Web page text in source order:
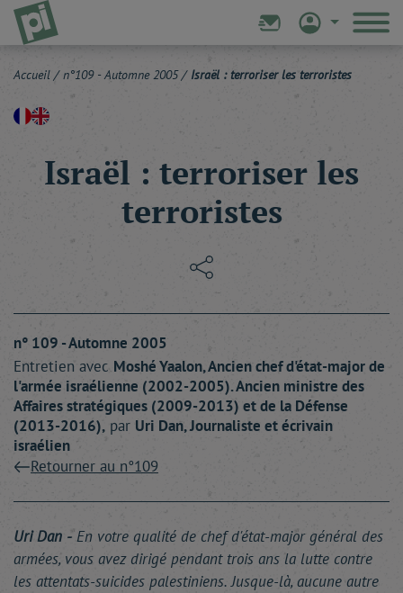
Accueil / n°109 - Automne 2005/ Israël : terroriser les terroristes
Israël : terroriser les
terroristes
n° 109 - Automne 2005
Entretien avec MoshéYaalon, Ancien chef d'état-major de
l'armée israélienne (2002-2005). Ancien ministre des
Affaires stratégiques (2009-2013) et de la Défense
(2013-2016), par Uri Dan, Journaliste et écrivain
israélien
Retourner au n°109
Uri Dan - En votre qualité de chef d'état-major général des
armées, vous avez dirigé pendant trois ans la lutte contre
les attentats-suicides palestiniens. Jusque-là, aucune autre